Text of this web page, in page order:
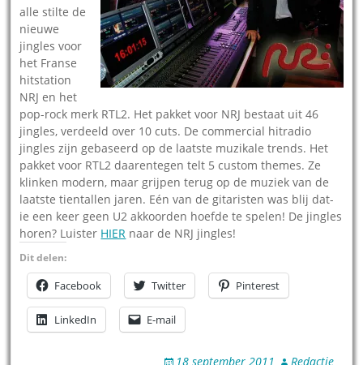
alle stilte de
nieuwe
jingles voor
het Franse
hitstation
NRJ en het
pop-rock merk RTL2. Het pakket voor NRJ bestaat uit 46
jingles, verdeeld over 10 cuts. De commercial hitradio
jingles zijn gebaseerd op de laatste muzikale trends. Het
pakket voor RTL2 daarentegen telt 5 custom themes. Ze
klinken modern, maar grijpen terug op de muziek van de
laatste tientallen jaren. Eén van de gitaristen was blij dat-
ie een keer geen U2 akkoorden hoefde te spelen! De jingles
horen? Luister HIER naar de NRJ jingles!
Dit delen:
Facebook Twitter Pinterest
LinkedIn E-mail
18 september 2011 Redactie